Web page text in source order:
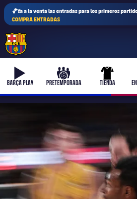
🏀Ya a la venta las entradas para los primeros
COMPRA ENTRADAS
b-play
BARÇA PLAY
culers-ball
PRETEMPORADA
uniform
TIENDA